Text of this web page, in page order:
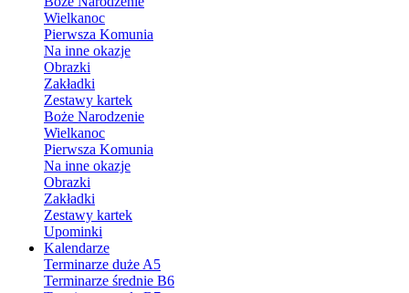
Wielkanoc
Pierwsza Komunia
Na inne okazje
Obrazki
Zakładki
Zestawy kartek
Boże Narodzenie
Wielkanoc
Pierwsza Komunia
Na inne okazje
Obrazki
Zakładki
Zestawy kartek
Upominki
Kalendarze
Terminarze duże A5
Terminarze średnie B6